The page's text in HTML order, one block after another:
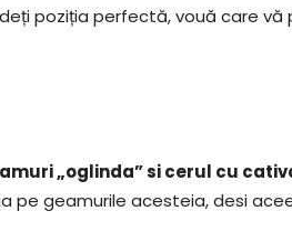
poziția perfectă, vouă care vă
„oglinda” si cerul cu
pe geamurile acesteia, desi